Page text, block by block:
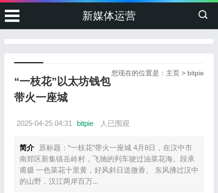
新媒体运营
您现在的位置是： 主页 > bitpie
“一枝花”以太坊钱包
带火一座城
2025-04-25 04:31 bitpie 人已围观
简介
原标题：“一枝花”带火一座城 4月8日，在汉中市
南郑区新集镇岳岭村，飞驰的列车驶过油菜花海。段承
甫摄 一色菜花十里黄，好风斜日送微香。 东风拂过汉中
的山野，汉江两岸百万...